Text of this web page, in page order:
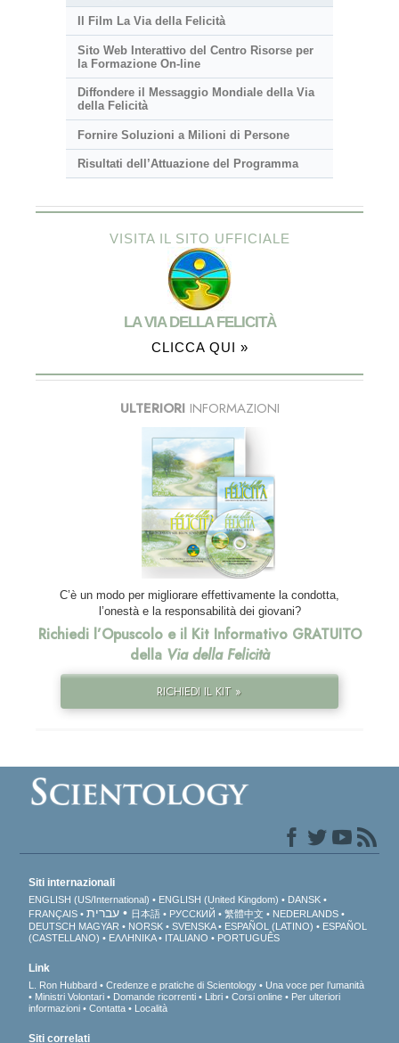
Il Film La Via della Felicità
Sito Web Interattivo del Centro Risorse per
la Formazione On-line
Diffondere il Messaggio Mondiale della Via
della Felicità
Fornire Soluzioni a Milioni di Persone
Risultati dell’Attuazione del Programma
VISITA IL SITO UFFICIALE
LA VIA DELLA FELICITÀ
CLICCA QUI »
ULTERIORIINFORMAZIONI
C’è un modo per migliorare effettivamente la condotta,
l’onestà e la responsabilità dei giovani?
Richiedi l’Opuscolo e il Kit Informativo GRATUITO
della Via della Felicità
RICHIEDI IL KIT »
Siti internazionali
ENGLISH (US/International) ENGLISH (United Kingdom)
DANSK
FRANÇAIS
עברית 日本語 РУССКИЙ 繁體中文
NEDERLANDS
DEUTSCH MAGYAR NORSK SVENSKA ESPAÑOL (LATINO)
ESPAÑOL
(CASTELLANO)
ΕΛΛΗΝΙΚA ITALIANO PORTUGUÊS
Link
L. Ron Hubbard Credenze e pratiche di Scientology
Una voce per l’umanità
Ministri Volontari
Domande ricorrenti Libri Corsi online
Per ulteriori
informazioni
Contatta Località
Siti correlati